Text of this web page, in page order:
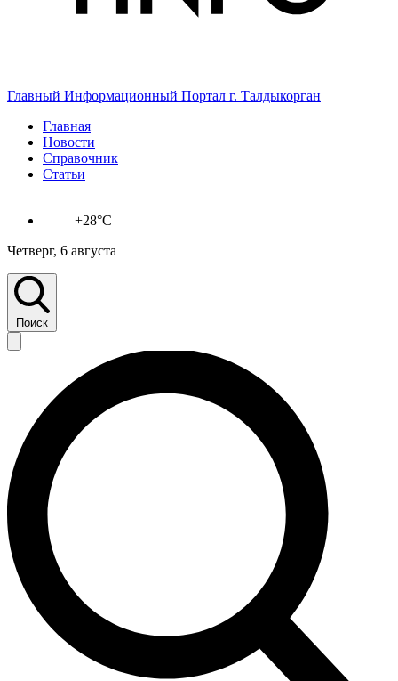
Главный Информационный Портал г. Талдыкорган
Главная
Новости
Справочник
Статьи
+28°C
Четверг, 6 августа
Поиск